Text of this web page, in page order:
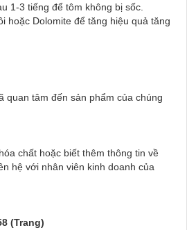
1-3 tiếng để tôm không bị sốc.
hoặc Dolomite để tăng hiệu quả tăng
quan tâm đến sản phẩm của chúng
chất hoặc biết thêm thông tin về
hệ với nhân viên kinh doanh của
(Trang)